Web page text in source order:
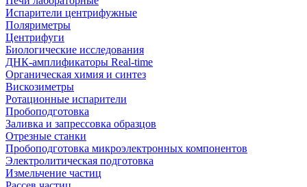
Испарители центрифужные
Поляриметры
Центрифуги
Биологические исследования
ДНК-амплификаторы Real-time
Органическая химия и синтез
Вискозиметры
Ротационные испарители
Пробоподготовка
Заливка и запрессовка образцов
Отрезные станки
Пробоподготовка микроэлектронных компонентов
Электролитическая подготовка
Измельчение частиц